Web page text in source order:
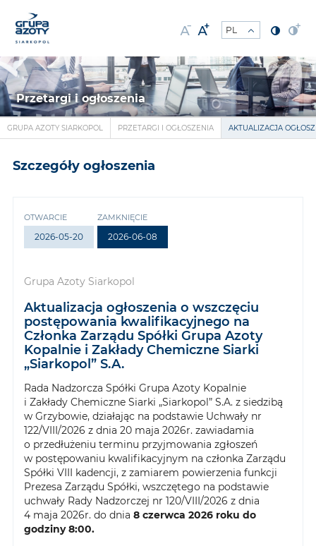
Przetargi i ogłoszenia
GRUPA AZOTY SIARKOPOL PRZETARGI I OGŁOSZENIA AKTUALIZACJA
Szczegóły ogłoszenia
OTWARCIE
2026-05-20
ZAMKNIĘCIE
2026-06-08
Grupa Azoty Siarkopol
Aktualizacja ogłoszenia o wszczęciu
postępowania kwalifikacyjnego na
Członka Zarządu Spółki Grupa Azoty
Kopalnie i Zakłady Chemiczne Siarki
„Siarkopol” S.A.
Rada Nadzorcza Spółki Grupa Azoty Kopalnie
i Zakłady Chemiczne Siarki „Siarkopol” S.A. z siedzibą
w Grzybowie, działając na podstawie Uchwały nr
122/VIII/2026 z dnia 20 maja 2026r. zawiadamia
o przedłużeniu terminu przyjmowania zgłoszeń
w postępowaniu kwalifikacyjnym na członka Zarządu
Spółki VIII kadencji, z zamiarem powierzenia funkcji
Prezesa Zarządu Spółki, wszczętego na podstawie
uchwały Rady Nadzorczej nr 120/VIII/2026 z dnia
4 maja 2026r. do dnia 8 czerwca 2026 roku do
godziny 8:00.